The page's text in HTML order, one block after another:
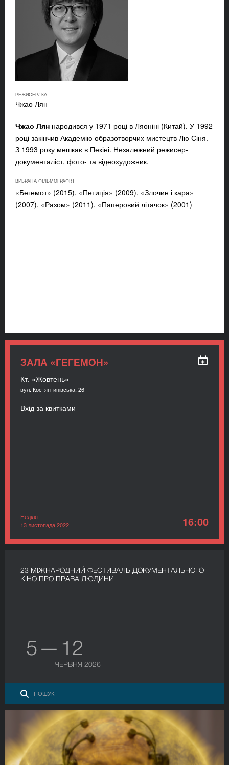
РЕЖИСЕР/-КА
Чжао Лян
Чжао Лян народився у 1971 році в Ляоніні (Китай). У 1992
році закінчив Академію образотворчих мистецтв Лю Сіня.
З 1993 року мешкає в Пекіні. Незалежний режисер-
документаліст, фото- та відеохудожник.
ВИБРАНА ФІЛЬМОГРАФІЯ
«Бегемот» (2015), «Петиція» (2009), «Злочин і кара»
(2007), «Разом» (2011), «Паперовий літачок» (2001)
ЗАЛА «ГЕГЕМОН»
Кт. «Жовтень»
вул. Костянтинівська, 26
Вхід за квитками
Неділя
13 листопада 2022
16:00
23 МІЖНАРОДНИЙ ФЕСТИВАЛЬ ДОКУМЕНТАЛЬНОГО
КІНО ПРО ПРАВА ЛЮДИНИ
5 — 12
ЧЕРВНЯ 2026